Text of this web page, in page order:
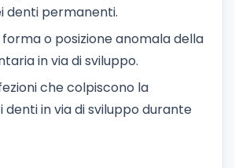
denti permanenti.
forma o posizione anomala della
in via di sviluppo.
che colpiscono la
denti in via di sviluppo durante